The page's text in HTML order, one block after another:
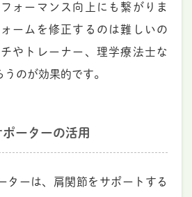
ォーマンス向上にも繋がりま
ームを修正するのは難しいの
やトレーナー、理学療法士な
のが効果的です。
ーターの活用
ターは、肩関節をサポートする